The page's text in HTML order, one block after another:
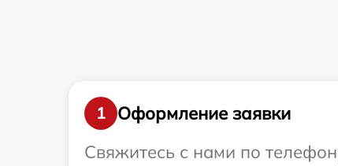
1
Оформление заявки
Свяжитесь с нами по